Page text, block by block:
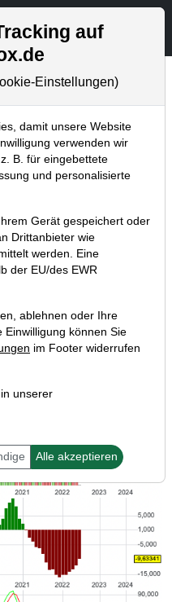
Aktien- und Artikelsuche
jetzt
Aktien
auf
Einstellungen)
damit unsere Website
verwenden wir
B. für eingebettete
und personalisierte
Gerät gespeichert oder
Drittanbieter wie
werden. Eine
der EU/des EWR
ablehnen oder Ihre
Einwilligung können Sie
im Footer widerrufen
unserer
Alle akzeptieren